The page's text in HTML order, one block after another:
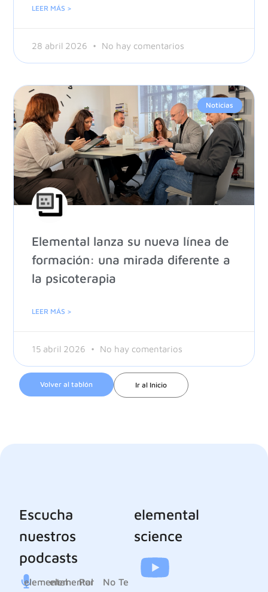
LEER MÁS >
28 abril 2026 No hay comentarios
Noticias
Elemental lanza su nueva línea de
formación: una mirada diferente a
la psicoterapia
LEER MÁS >
15 abril 2026 No hay comentarios
Volver al tablón Ir al Inicio
Escucha
nuestros
podcasts
elementalelemental
Por
No Te
elemental
science